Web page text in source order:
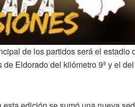
de los partidos será el
de Eldorado del kilómetro 9ª y el